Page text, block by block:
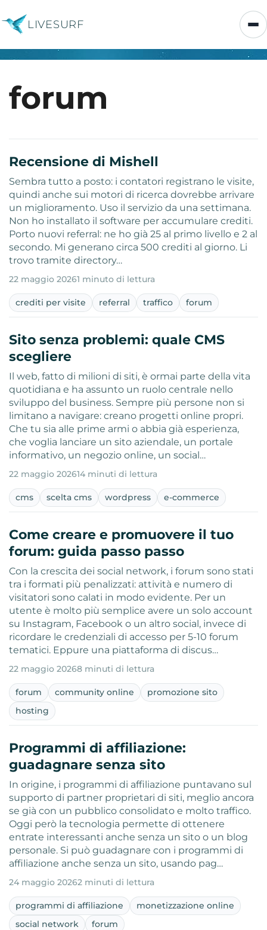
LIVESURF
forum
Recensione di Mishell
Sembra tutto a posto: i contatori registrano le visite,
quindi anche sui motori di ricerca dovrebbe arrivare
un miglioramento. Uso il servizio da una settimana.
Non ho installato il software per accumulare crediti.
Porto nuovi referral: ne ho già 25 al primo livello e 2 al
secondo. Mi generano circa 500 crediti al giorno. Li
trovo tramite directory…
22 maggio 20261 minuto di lettura
crediti per visite referral traffico forum
Sito senza problemi: quale CMS
scegliere
Il web, fatto di milioni di siti, è ormai parte della vita
quotidiana e ha assunto un ruolo centrale nello
sviluppo del business. Sempre più persone non si
limitano a navigare: creano progetti online propri.
Che tu sia alle prime armi o abbia già esperienza,
che voglia lanciare un sito aziendale, un portale
informativo, un negozio online, un social…
22 maggio 202614 minuti di lettura
cms scelta cms wordpress e-commerce
Come creare e promuovere il tuo
forum: guida passo passo
Con la crescita dei social network, i forum sono stati
tra i formati più penalizzati: attività e numero di
visitatori sono calati in modo evidente. Per un
utente è molto più semplice avere un solo account
su Instagram, Facebook o un altro social, invece di
ricordare le credenziali di accesso per 5-10 forum
tematici. Eppure una piattaforma di discus…
22 maggio 20268 minuti di lettura
forum community online
promozione sito
hosting
Programmi di affiliazione:
guadagnare senza sito
In origine, i programmi di affiliazione puntavano sul
supporto di partner proprietari di siti, meglio ancora
se già con un pubblico consolidato e molto traffico.
Oggi però la tecnologia permette di ottenere
entrate interessanti anche senza un sito o un blog
personale. Si può guadagnare con i programmi di
affiliazione anche senza un sito, usando pag…
24 maggio 20262 minuti di lettura
programmi di affiliazione
monetizzazione online
social network
forum